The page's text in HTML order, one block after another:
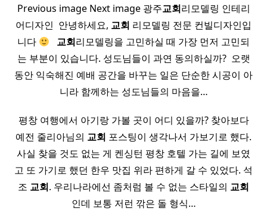
Previous image Next image 광주교회리모델링 인테리
어디자인 ​ ​안녕하세요, 교회 리모델링 전문 컨빌디자인입
니다
교회리모델링을 고민하실 때 가장 먼저 고민되
는 부분이 있습니다. 성도님들이 과연 동의하실까? ​ 오랫
동안 익숙해진 예배 공간을 바꾸는 일은 단순한 시공이 아
니라 함께하는 성도님들의 마음을…
평창 여행에서 아기랑 가볼 곳이 어디 있을까? 찾아보다
예전 줄리아님의 교회 포스팅이 생각나서 가보기로 했다.
사실 찾을 것도 없는 게 켄싱턴 평창 호텔 가는 길에 보였
고 또 가기로 했던 한우 맛집 위라 편하게 갈 수 있었다. 석
조 교회. 우리나라에선 좀처럼 볼 수 없는 스타일의 교회
인데 보통 저런 깎은 돌 형식…